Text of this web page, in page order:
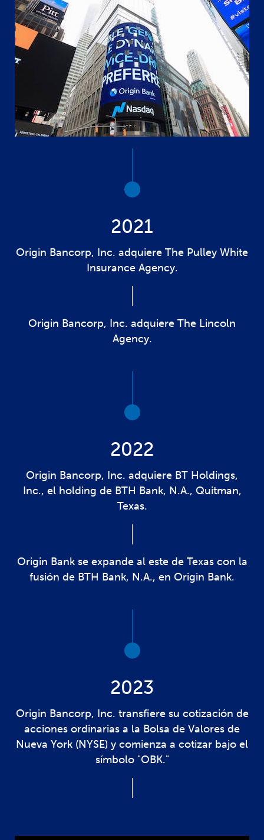
2021
Origin Bancorp, Inc. adquiere The Pulley White
Insurance Agency.
Origin Bancorp, Inc. adquiere The Lincoln
Agency.
2022
Origin Bancorp, Inc. adquiere BT Holdings,
Inc., el holding de BTH Bank, N.A., Quitman,
Texas.
Origin Bank se expande al este de Texas con la
fusión de BTH Bank, N.A., en Origin Bank.
2023
Origin Bancorp, Inc. transfiere su cotización de
acciones ordinarias a la Bolsa de Valores de
Nueva York (NYSE) y comienza a cotizar bajo el
símbolo "OBK."